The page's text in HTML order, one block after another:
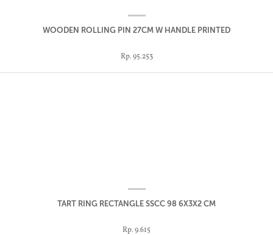
WOODEN ROLLING PIN 27CM W HANDLE PRINTED
Rp. 95.253
TART RING RECTANGLE SSCC 98 6X3X2 CM
Rp. 9.615